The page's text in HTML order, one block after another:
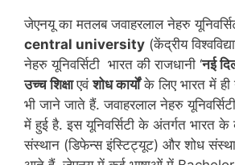
जेएनयू का मतलब जवाहरलाल नेहरु
central university (केंद्रीय
नेहरु यूनिवर्सिटी भारत की राजधानी ‘नई
उच्च शिक्षाएवंशोध कार्योंके लिए भारत में ही
भी जाने जाते हैं. जवाहरलाल नेहरु
में हुई है. इस यूनिवर्सिटी के अंतर्गत भारत के
संस्थान (डिफेन्स इंस्टिट्यूट) और शोध